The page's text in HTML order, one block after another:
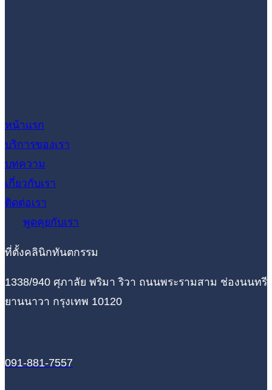
หน้าแรก
บริการของเรา
บทความ
เกี่ยวกับเรา
ติดต่อเรา
พูดคุยกับเรา
ที่ตั้งคลินิกทันตกรรม
1338/940 ศุภาลัย พริมา ริวา ถนนพระรามสาม ช่องนนทรี
ยานนาวา กรุงเทพ 10120
091-881-7557